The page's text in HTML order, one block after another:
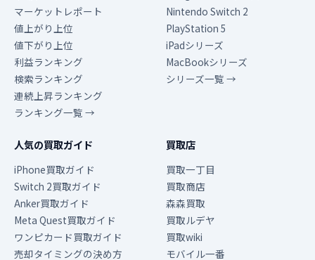
マーケットレポート
値上がり上位
値下がり上位
利益ランキング
検索ランキング
連続上昇ランキング
ランキング一覧 →
Nintendo Switch 2
PlayStation 5
iPadシリーズ
MacBookシリーズ
シリーズ一覧 →
人気の買取ガイド
iPhone買取ガイド
Switch 2買取ガイド
Anker買取ガイド
Meta Quest買取ガイド
ワンピカード買取ガイド
売却タイミングの決め方
買取店
買取一丁目
買取商店
森森買取
買取ルデヤ
買取wiki
モバイル一番